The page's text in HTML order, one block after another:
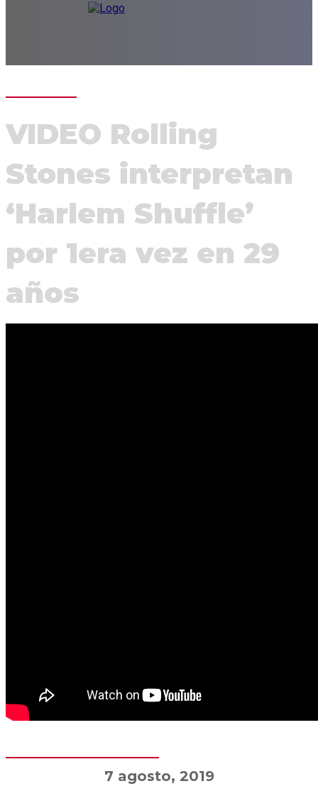
VIDEO Rolling
Stones interpretan
‘Harlem Shuffle’
por 1era vez en 29
años
7 agosto, 2019